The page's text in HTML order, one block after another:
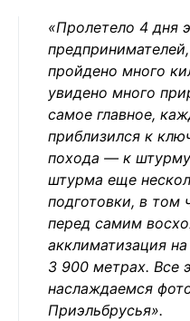
«Пролетело 4 дня
пройдено много
увидено много
самое главное,
приблизился к
похода — к
штурма еще
подготовки, в том
перед самим
акклиматизация
3 900 метрах. Все
наслаждаемся
Приэльбрусья».